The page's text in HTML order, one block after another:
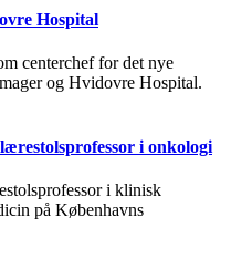
Hospital
centerchef for det nye
og Hvidovre Hospital.
i onkologi
i klinisk
på Københavns